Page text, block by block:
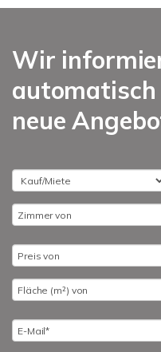
Wir
automatisch
neue